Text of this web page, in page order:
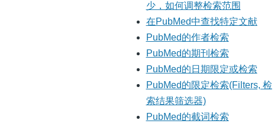
少，如何调整检索范围
在PubMed中查找特定文献
PubMed的作者检索
PubMed的期刊检索
PubMed的日期限定或检索
PubMed的限定检索(Filters, 检
索结果筛选器)
PubMed的截词检索